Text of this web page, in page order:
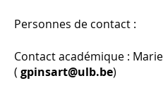
Personnes de contact :
Contact académique :
( gpinsart@ulb.be)